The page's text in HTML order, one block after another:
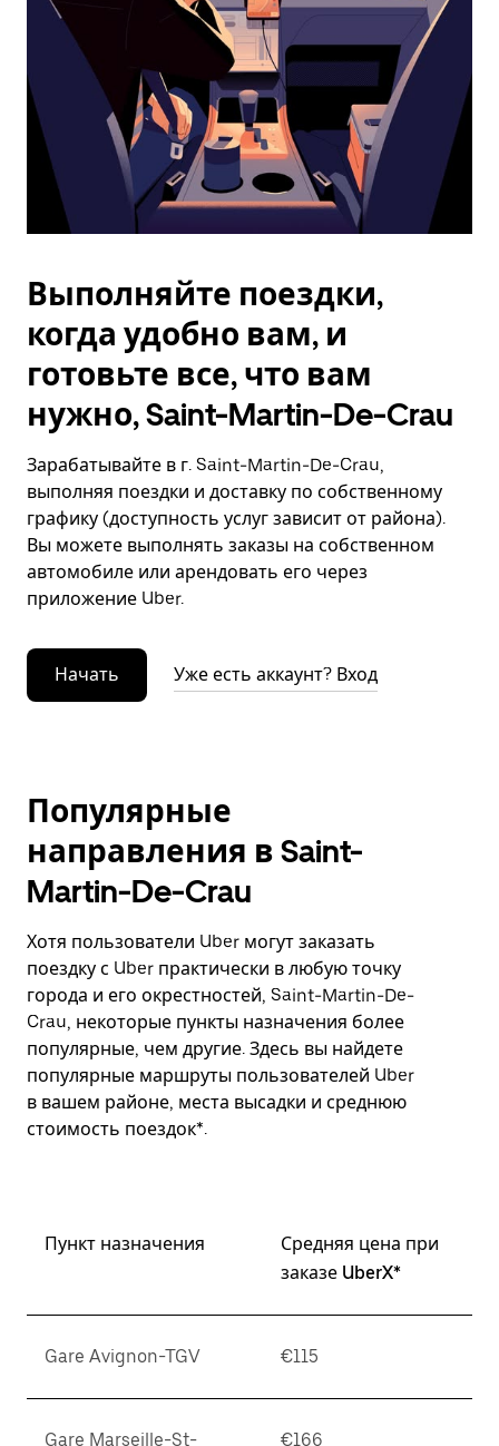
Выполняйте поездки,
когда удобно вам, и
готовьте все, что вам
нужно, Saint-Martin-De-Crau
Зарабатывайте в г. Saint-Martin-De-Crau,
выполняя поездки и доставку по собственному
графику (доступность услуг зависит от района).
Вы можете выполнять заказы на собственном
автомобиле или арендовать его через
приложение Uber.
Начать Уже есть аккаунт? Вход
Популярные
направления в Saint-
Martin-De-Crau
Хотя пользователи Uber могут заказать
поездку с Uber практически в любую точку
города и его окрестностей, Saint-Martin-De-
Crau, некоторые пункты назначения более
популярные, чем другие. Здесь вы найдете
популярные маршруты пользователей Uber
в вашем районе, места высадки и среднюю
стоимость поездок*.
Пункт назначения
Средняя цена при
заказе UberX*
Gare Avignon-TGV €115
Gare Marseille-St- €166